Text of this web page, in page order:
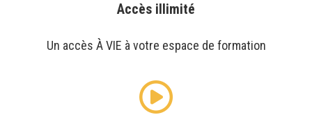
Accès illimité
Un accès À VIE à votre espace de formation